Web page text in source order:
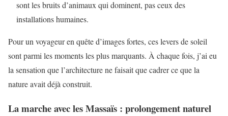
sont les bruits d’animaux qui dominent, pas ceux des
installations humaines.
Pour un voyageur en quête d’images fortes, ces levers de soleil
sont parmi les moments les plus marquants. À chaque fois, j’ai eu
la sensation que l’architecture ne faisait que cadrer ce que la
nature avait déjà construit.
La marche avec les Massaïs : prolongement naturel